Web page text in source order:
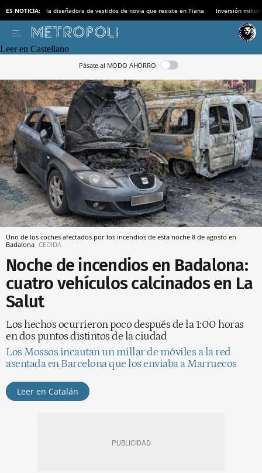
ES NOTICIA: la diseñadora de vestidos de novia que resiste en Tiana Inversión
Leer en Castellano
Pásate al MODO AHORRO
Uno de los coches afectados por los incendios de esta noche 8 de agosto en
Badalona CEDIDA
Noche de incendios en Badalona:
cuatro vehículos calcinados en La
Salut
Los hechos ocurrieron poco después de la 1:00 horas
en dos puntos distintos de la ciudad
Los Mossos incautan un millar de móviles a la red
asentada en Barcelona que los enviaba a Marruecos
Leer en Catalán